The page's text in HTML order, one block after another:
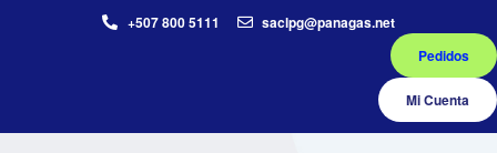
+507 800 5111
saclpg@panagas.net
Pedidos
Mi Cuenta